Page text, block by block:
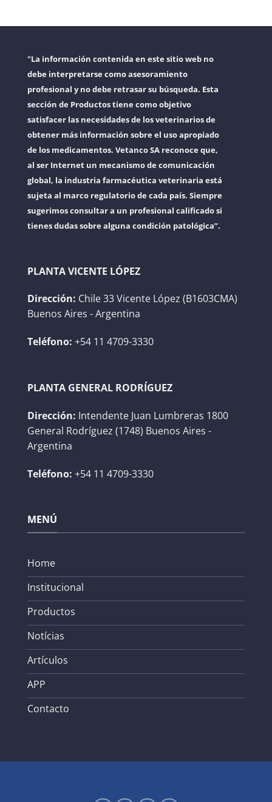
"La información contenida en este sitio web no
debe interpretarse como asesoramiento
profesional y no debe retrasar su búsqueda. Esta
sección de Productos tiene como objetivo
satisfacer las necesidades de los veterinarios de
obtener más información sobre el uso apropiado
de los medicamentos. Vetanco SA reconoce que,
al ser Internet un mecanismo de comunicación
global, la industria farmacéutica veterinaria está
sujeta al marco regulatorio de cada país. Siempre
sugerimos consultar a un profesional calificado si
tienes dudas sobre alguna condición patológica”.
PLANTA VICENTE LÓPEZ
Dirección: Chile 33 Vicente López (B1603CMA)
Buenos Aires - Argentina
Teléfono: +54 11 4709-3330
PLANTA GENERAL RODRÍGUEZ
Dirección: Intendente Juan Lumbreras 1800
General Rodríguez (1748) Buenos Aires -
Argentina
Teléfono: +54 11 4709-3330
MENÚ
Home
Institucional
Productos
Notícias
Artículos
APP
Contacto